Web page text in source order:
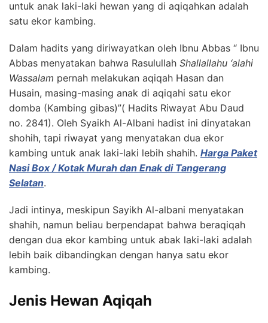
untuk anak laki-laki hewan yang di aqiqahkan adalah
satu ekor kambing.
Dalam hadits yang diriwayatkan oleh Ibnu Abbas “ Ibnu
Abbas menyatakan bahwa Rasulullah Shallallahu ‘alahi
Wassalam pernah melakukan aqiqah Hasan dan
Husain, masing-masing anak di aqiqahi satu ekor
domba (Kambing gibas)”( Hadits Riwayat Abu Daud
no. 2841). Oleh Syaikh Al-Albani hadist ini dinyatakan
shohih, tapi riwayat yang menyatakan dua ekor
kambing untuk anak laki-laki lebih shahih. Harga Paket
Nasi Box / Kotak Murah dan Enak di Tangerang
Selatan.
Jadi intinya, meskipun Sayikh Al-albani menyatakan
shahih, namun beliau berpendapat bahwa beraqiqah
dengan dua ekor kambing untuk abak laki-laki adalah
lebih baik dibandingkan dengan hanya satu ekor
kambing.
Jenis Hewan Aqiqah